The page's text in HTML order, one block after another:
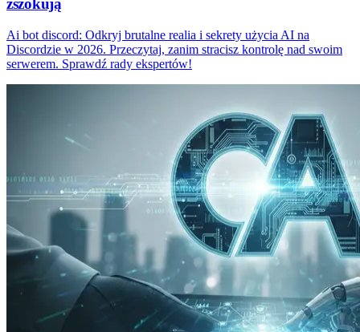
zszokują
Ai bot discord: Odkryj brutalne realia i sekrety użycia AI na
Discordzie w 2026. Przeczytaj, zanim stracisz kontrolę nad swoim
serwerem. Sprawdź rady ekspertów!